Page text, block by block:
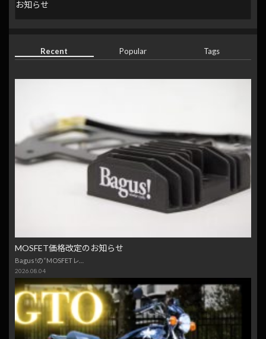
お知らせ
Recent Popular Tags
MOSFET価格改定のお知らせ
Bagus!の“MOSFETレ…
2026.08.04